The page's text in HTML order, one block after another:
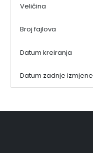
Veličina
Broj fajlova
Datum kreiranja
Datum zadnje izmjene